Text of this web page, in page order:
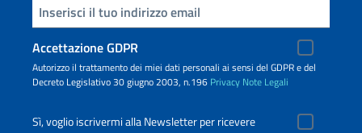
Inserisci la tua email
Accettazione GDPR
Autorizzo il trattamento dei miei dati personali ai sensi del GDPR e del
Decreto Legislativo 30 giugno 2003, n.196 Privacy Note Legali
Sì, voglio iscrivermi alla Newsletter per ricevere